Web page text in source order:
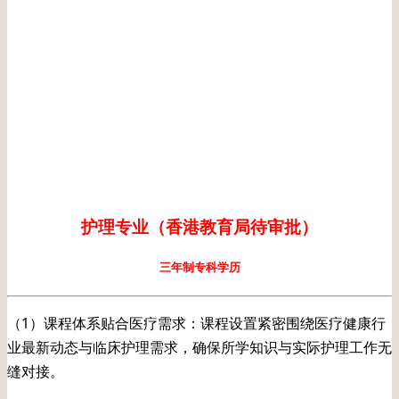
护理专业（香港教育局待审批）
三年制专科学历
（1）课程体系贴合医疗需求：课程设置紧密围绕医疗健康行
业最新动态与临床护理需求，确保所学知识与实际护理工作无
缝对接。